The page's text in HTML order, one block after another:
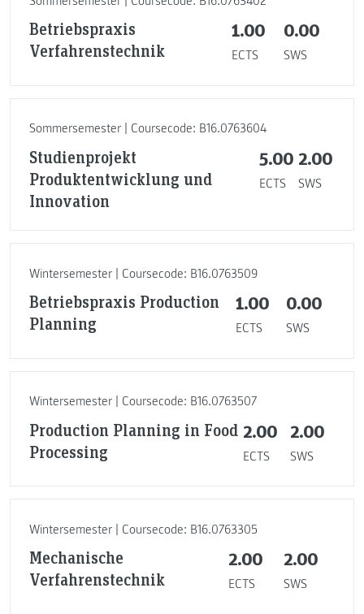
Betriebspraxis
Verfahrenstechnik
1.00
ECTS
0.00
SWS
Sommersemester | Coursecode: B16.0763604
Studienprojekt
Produktentwicklung und
Innovation
5.00
ECTS
2.00
SWS
Wintersemester | Coursecode: B16.0763509
Betriebspraxis Production
Planning
1.00
ECTS
0.00
SWS
Wintersemester | Coursecode: B16.0763507
Production Planning in Food
Processing
2.00
ECTS
2.00
SWS
Wintersemester | Coursecode: B16.0763305
Mechanische
Verfahrenstechnik
2.00
ECTS
2.00
SWS